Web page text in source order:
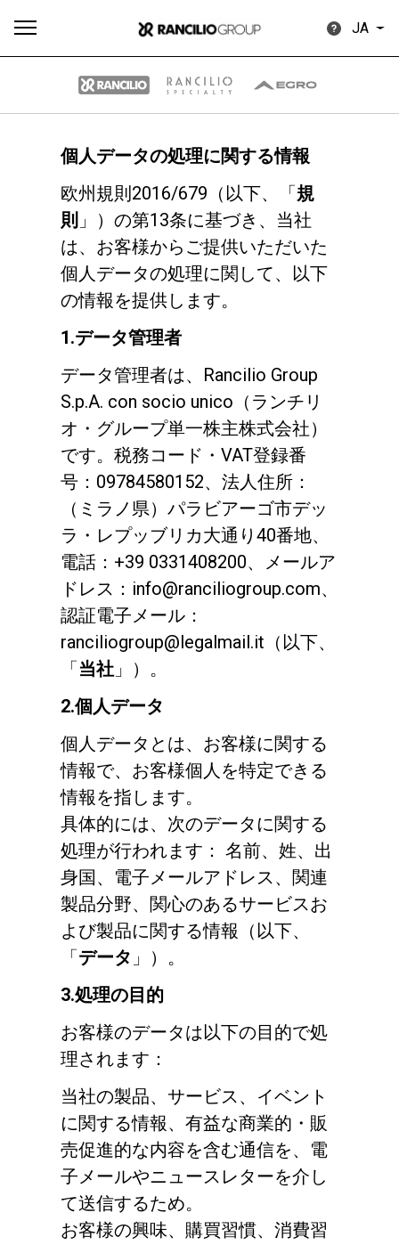
JA
個人データの処理に関する情報
欧州規則2016/679（以下、「規
則 」）の第13条に基づき、当社
は、お客様からご提供いただいた
個人データの処理に関して、以下
の情報を提供します。
1.データ管理者
データ管理者は、Rancilio Group
S.p.A. con socio unico（ランチリ
オ・グループ単一株主株式会社）
です。税務コード・VAT登録番
号：09784580152、法人住所：
（ミラノ県）パラビアーゴ市デッ
ラ・レプッブリカ大通り40番地、
電話：+39 0331408200、メールア
ドレス：info@ranciliogroup.com、
認証電子メール：
ranciliogroup@legalmail.it（以下、
「当社 」）。
2.個人データ
個人データとは、お客様に関する
情報で、お客様個人を特定できる
情報を指します。
具体的には、次のデータに関する
処理が行われます： 名前、姓、出
身国、電子メールアドレス、関連
製品分野、関心のあるサービスお
よび製品に関する情報（以下、
「データ 」）。
3.処理の目的
お客様のデータは以下の目的で処
理されます：
当社の製品、サービス、イベント
に関する情報、有益な商業的・販
売促進的な内容を含む通信を、電
子メールやニュースレターを介し
て送信するため。
お客様の興味、購買習慣、消費習
情報
ース
ロード
と見
る
Our brands
グループ
ニュース
研究室紹介
サスティナビリティ
接続
お問い合わせ
プライバシーポリシー